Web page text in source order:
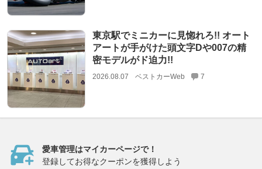
東京駅でミニカーに見惚れろ!! オート
アートが手がけた頭文字Dや007の精
密モデルがド迫力!!
2026.08.07 ベストカーWeb 7
愛車管理はマイカーページで！
登録してお得なクーポンを獲得しよう